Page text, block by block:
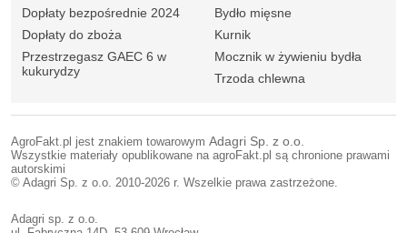
Dopłaty bezpośrednie 2024
Dopłaty do zboża
Przestrzegasz GAEC 6 w
kukurydzy
Bydło mięsne
Kurnik
Mocznik w żywieniu bydła
Trzoda chlewna
AgroFakt.pl jest znakiem towarowym Adagri Sp. z o.o.
Wszystkie materiały opublikowane na agroFakt.pl są chronione prawami
autorskimi
© Adagri Sp. z o.o. 2010-2026 r. Wszelkie prawa zastrzeżone.
Adagri sp. z o.o.